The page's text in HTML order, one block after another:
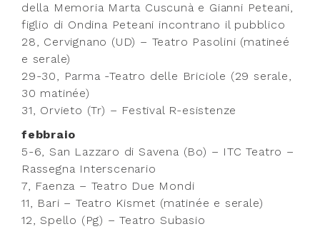
della Memoria Marta Cuscunà e Gianni Peteani,
figlio di Ondina Peteani incontrano il pubblico
28, Cervignano (UD) – Teatro Pasolini (matineé
e serale)
29-30, Parma -Teatro delle Briciole (29 serale,
30 matinée)
31, Orvieto (Tr) – Festival R-esistenze
febbraio
5-6, San Lazzaro di Savena (Bo) – ITC Teatro –
Rassegna Interscenario
7, Faenza – Teatro Due Mondi
11, Bari – Teatro Kismet (matinée e serale)
12, Spello (Pg) – Teatro Subasio